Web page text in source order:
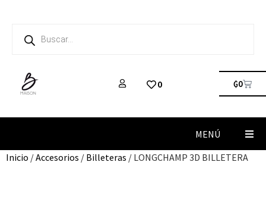
0 ₲0
MENÚ
Inicio /Accesorios / Billeteras / LONGCHAMP 3D BILLETERA